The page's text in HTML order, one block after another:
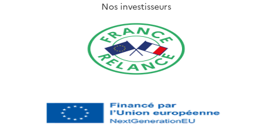
Nos investisseurs